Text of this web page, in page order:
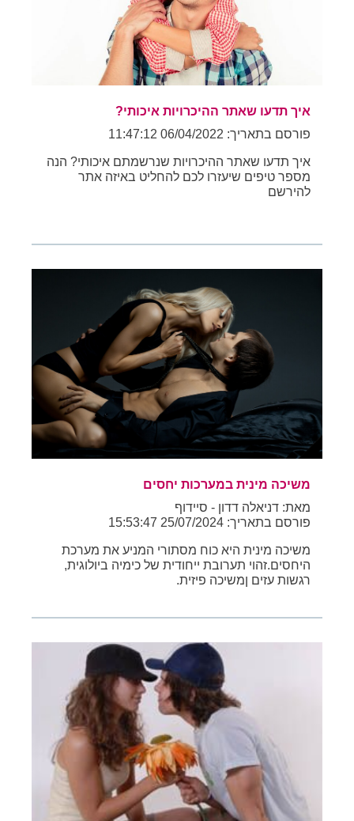
איך תדעו שאתר ההיכרויות איכותי?
פורסם בתאריך: 06/04/2022 11:47:12
איך תדעו שאתר ההיכרויות שנרשמתם איכותי? הנה
מספר טיפים שיעזרו לכם להחליט באיזה אתר
להירשם
משיכה מינית במערכות יחסים
מאת: דניאלה דדון - סיידוף
פורסם בתאריך: 25/07/2024 15:53:47
משיכה מינית היא כוח מסתורי המניע את מערכת
היחסים.זהוי תערובת ייחודית של כימיה ביולוגית,
רגשות עזים ןמשיכה פיזית.